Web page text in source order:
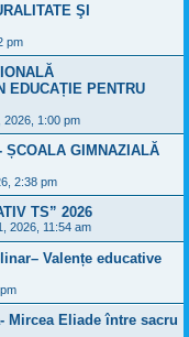
ŞI
pm
EDUCAȚIE PENTRU
2026, 1:00 pm
ȘCOALA GIMNAZIALĂ
2:38 pm
TS” 2026
2026, 11:54 am
Valențe educative
Mircea Eliade între sacru